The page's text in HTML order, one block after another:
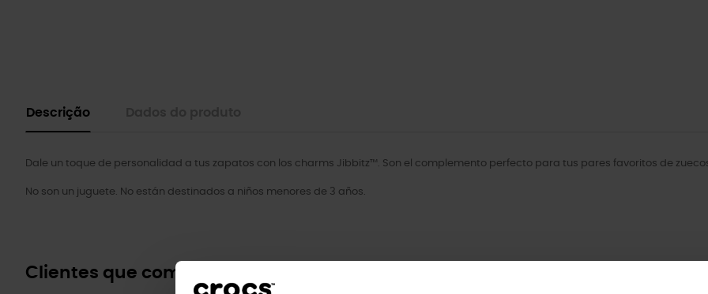
Descrição
Dale un toque de personalidad a tus zapatos con los charms Jibbitz™. Son el complemento perfecto para tus pares favoritos de
No son un juguete. No están destinados a niños menores de 3 años.
Clientes que compraram este produto também compraram: